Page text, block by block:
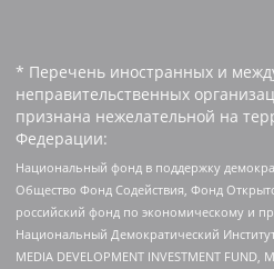
* Перечень иностранных и
неправительственных
признана нежелательной на
Федерации:
Национальный фонд в поддержку
Общество Фонд Содействия, Фонд
российский фонд по экономическому и
Национальный Демократический
MEDIA DEVELOPMENT INVESTMENT